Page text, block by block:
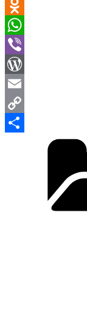
Telegram
Odnoklassniki
WhatsApp
Viber
WordPress
Email
Copy
Отправить